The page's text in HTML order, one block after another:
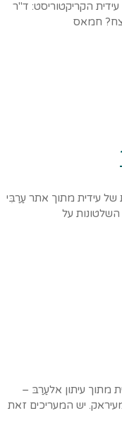
הקריקטוריסט: ד"ר
חמאס
עידית מתוך אתר עַרַבִּי
מתוך עיתון אלעַרַבּ –
מעיראק. יש המעריכים זאת